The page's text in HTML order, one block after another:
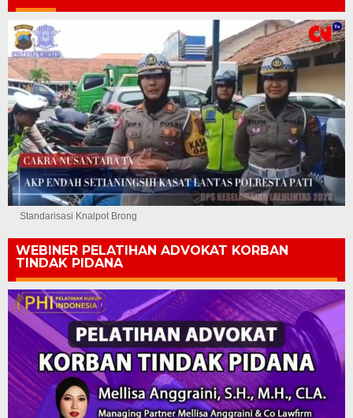
Standarisasi Knalpot Brong
WEBINER PELATIHAN ADVOKAT KORBAN
TINDAK PIDANA